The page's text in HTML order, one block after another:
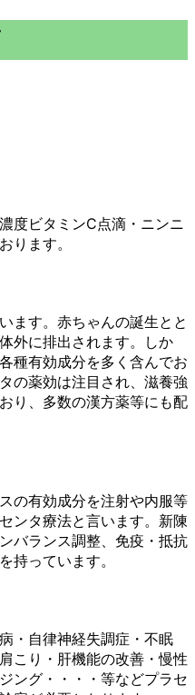
度ビタミンC点滴・ニンニ
ります。
ます。赤ちゃんの誕生とと
外に排出されます。しか
種有効成分を多く含んでお
の薬効は注目され、滋養強
り、多数の漢方薬等にも配
の有効成分を注射や内服等
ンタ療法と言います。新陳
バランス調整、免疫・抵抗
持っています。
・自律神経失調症・不眠
こり・肝機能の改善・慢性
ング・・・・等などプラセ